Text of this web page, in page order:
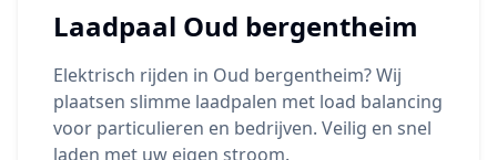
Laadpaal Oud bergentheim
Elektrisch rijden in Oud bergentheim? Wij
plaatsen slimme laadpalen met load balancing
voor particulieren en bedrijven. Veilig en snel
laden met uw eigen stroom.